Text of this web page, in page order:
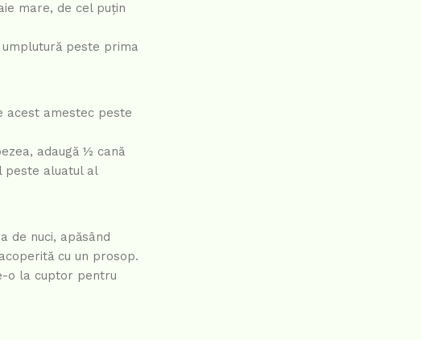
mare, de cel puțin
umplutură peste prima
acest amestec peste
adaugă ½ cană
peste aluatul al
de nuci, apăsând
cu un prosop.
o la cuptor pentru